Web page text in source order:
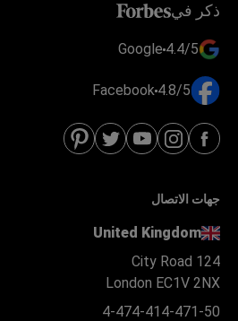
ذكر في
4.4/5
Google
4.8/5
Facebook
جهات الاتصال
United Kingdom
124 City Road
London EC1V 2NX
4-474-414-471-50